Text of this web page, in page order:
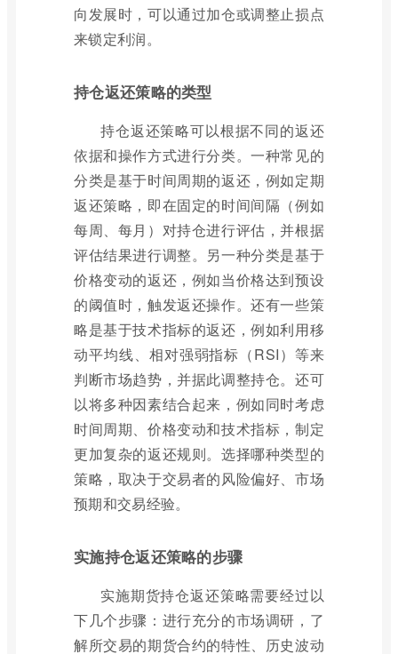
向发展时，可以通过加仓或调整止损点
来锁定利润。
持仓返还策略的类型
持仓返还策略可以根据不同的返还
依据和操作方式进行分类。一种常见的
分类是基于时间周期的返还，例如定期
返还策略，即在固定的时间间隔（例如
每周、每月）对持仓进行评估，并根据
评估结果进行调整。另一种分类是基于
价格变动的返还，例如当价格达到预设
的阈值时，触发返还操作。还有一些策
略是基于技术指标的返还，例如利用移
动平均线、相对强弱指标（RSI）等来
判断市场趋势，并据此调整持仓。还可
以将多种因素结合起来，例如同时考虑
时间周期、价格变动和技术指标，制定
更加复杂的返还规则。选择哪种类型的
策略，取决于交易者的风险偏好、市场
预期和交易经验。
实施持仓返还策略的步骤
实施期货持仓返还策略需要经过以
下几个步骤：进行充分的市场调研，了
解所交易的期货合约的特性、历史波动